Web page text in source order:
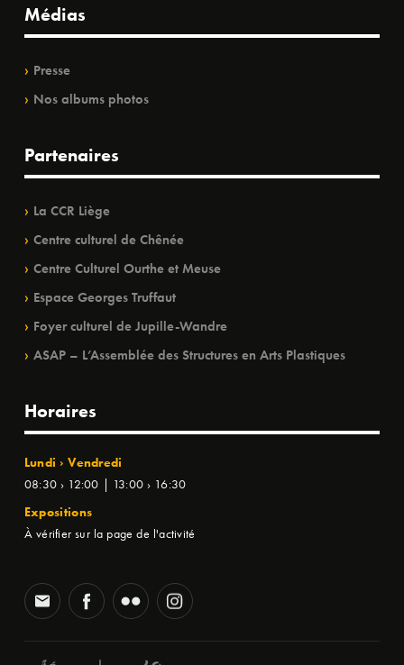
Médias
Presse
Nos albums photos
Partenaires
La CCR Liège
Centre culturel de Chênée
Centre Culturel Ourthe et Meuse
Espace Georges Truffaut
Foyer culturel de Jupille-Wandre
ASAP – L’Assemblée des Structures en Arts Plastiques
Horaires
Lundi › Vendredi
08:30 › 12:00 | 13:00 › 16:30
Expositions
À vérifier sur la page de l'activité